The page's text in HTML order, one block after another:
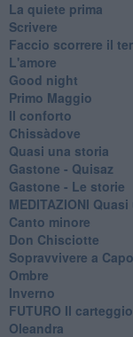
La quiete prima
Scrivere
Faccio scorrere il
L'amore
Good night
Primo Maggio
Il conforto
Chissàdove
Quasi una storia
Gastone - Quisaz
Gastone - Le storie
MEDITAZIONI
Canto minore
Don Chisciotte
Sopravvivere a
Ombre
Inverno
FUTURO Il
Oleandra